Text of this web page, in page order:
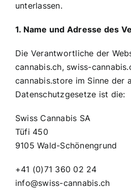
unterlassen.
1. Name und Adresse des
Die Verantwortliche der
cannabis.ch, swiss-
cannabis.store im Sinne der
Datenschutzgesetze ist die:
Swiss Cannabis SA
Tüfi 450
9105 Wald-Schönengrund
+41 (0)71 360 02 24
info@swiss-cannabis.ch